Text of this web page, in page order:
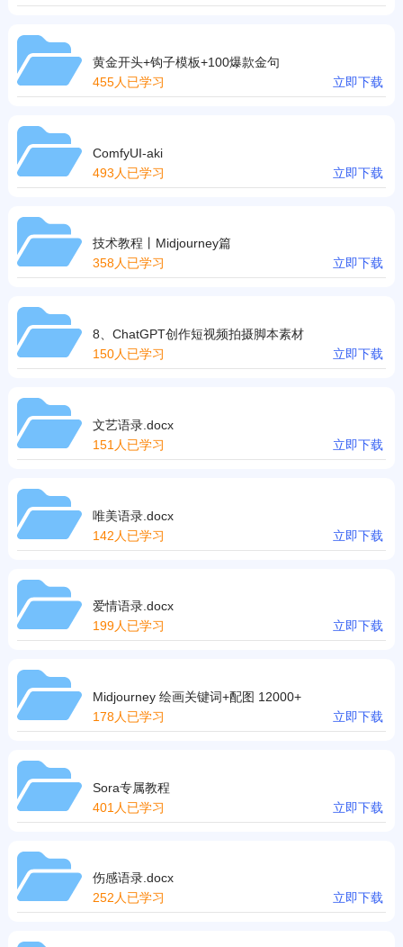
黄金开头+钩子模板+100爆款金句
455人已学习
立即下载
ComfyUI-aki
493人已学习
立即下载
技术教程丨Midjourney篇
358人已学习
立即下载
8、ChatGPT创作短视频拍摄脚本素材
150人已学习
立即下载
文艺语录.docx
151人已学习
立即下载
唯美语录.docx
142人已学习
立即下载
爱情语录.docx
199人已学习
立即下载
Midjourney 绘画关键词+配图 12000+
178人已学习
立即下载
Sora专属教程
401人已学习
立即下载
伤感语录.docx
252人已学习
立即下载